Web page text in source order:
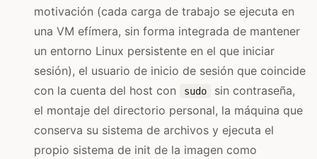
motivación (cada carga de trabajo se ejecuta en
una VM efímera, sin forma integrada de mantener
un entorno Linux persistente en el que iniciar
sesión), el usuario de inicio de sesión que coincide
con la cuenta del host con
sudo
sin contraseña,
el montaje del directorio personal, la máquina que
conserva su sistema de archivos y ejecuta el
propio sistema de init de la imagen como